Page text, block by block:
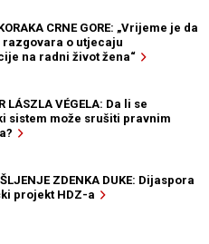
CRNE GORE: „Vrijeme je da
razgovara o utjecaju
na radni život žena“
LÁSZLA VÉGELA: Da li se
sistem može srušiti pravnim
ZDENKA DUKE: Dijaspora
projekt HDZ-a